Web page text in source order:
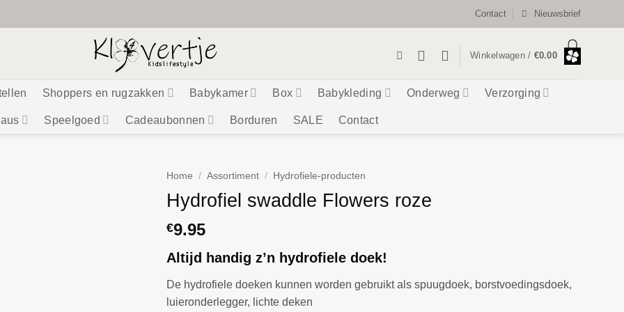
Contact Nieuwsbrief
Winkelwagen / €0.00
Shoppers en rugzakken Babykamer Box Babykleding Onderweg Verzorging
Speelgoed Cadeaubonnen Borduren SALE Contact
Home / Assortiment / Hydrofiele-producten
Hydrofiel swaddle Flowers roze
€9.95
Altijd handig z’n hydrofiele doek!
De hydrofiele doeken kunnen worden gebruikt als spuugdoek, borstvoedingsdoek,
luieronderlegger, lichte deken